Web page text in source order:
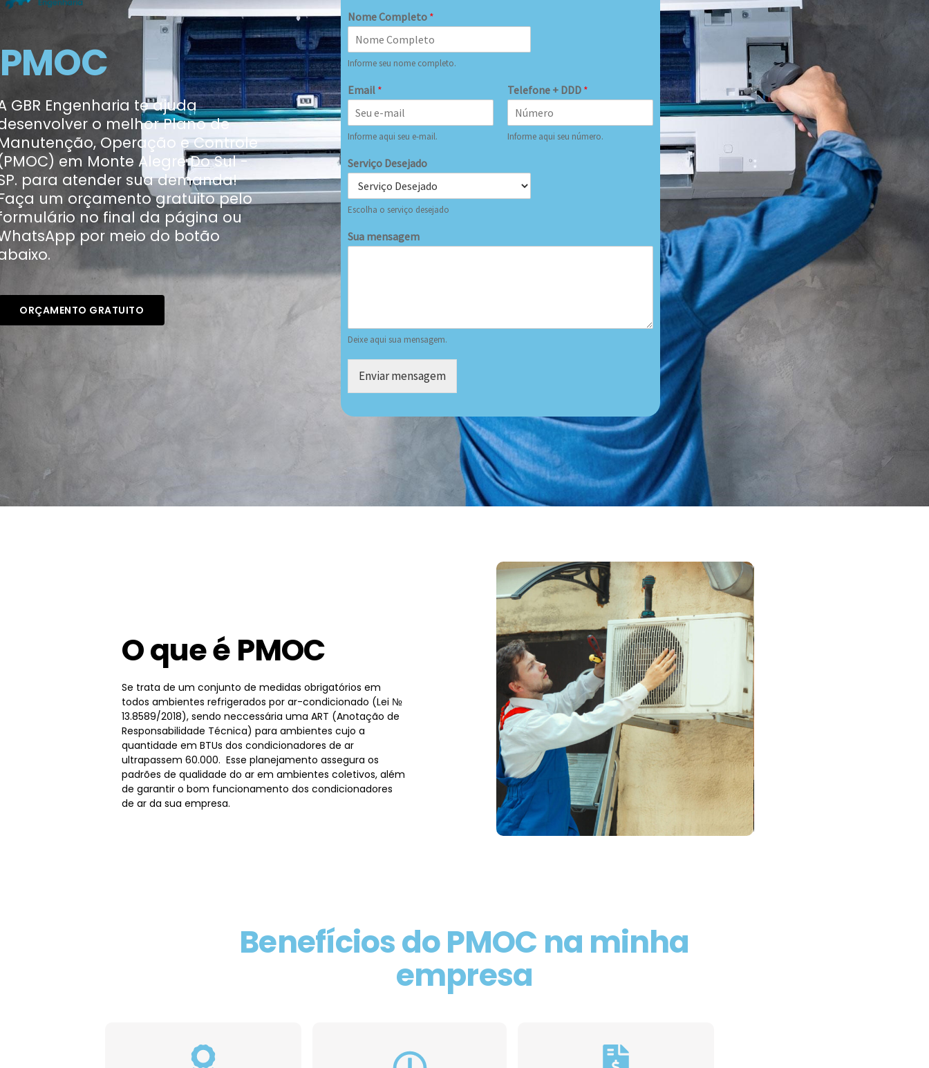
PMOC
GBR Engenharia te ajuda
o melhor Plano de
Operação e Controle
em Monte Alegre Do Sul -
para atender sua demanda!
um orçamento gratuito pelo
no final da página ou
por meio do botão
ORÇAMENTO GRATUITO
Nome Completo *
Informe seu nome completo.
Email *
Informe aqui seu e-mail.
Telefone + DDD *
Informe aqui seu número.
Serviço Desejado
Escolha o serviço desejado
Sua mensagem
Deixe aqui sua mensagem.
Enviar mensagem
O que é PMOC
Se trata de um conjunto de medidas obrigatórios em
todos ambientes refrigerados por ar-condicionado (Lei №
13.8589/2018), sendo neccessária uma ART (Anotação de
Responsabilidade Técnica) para ambientes cujo a
quantidade em BTUs dos condicionadores de ar
ultrapassem 60.000. Esse planejamento assegura os
padrões de qualidade do ar em ambientes coletivos, além
de garantir o bom funcionamento dos condicionadores
de ar da sua empresa.
Benefícios do PMOC na minha
empresa